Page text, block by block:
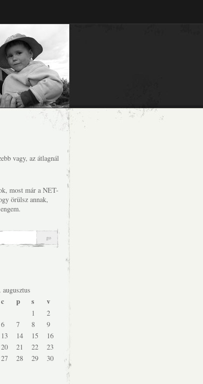
vagy, az átlagnál
most már a NET-
örülsz annak,
augusztus
c p s v
1
2
6 7 8
9
13 14 15
16
20 21 22
23
27 28 29
30